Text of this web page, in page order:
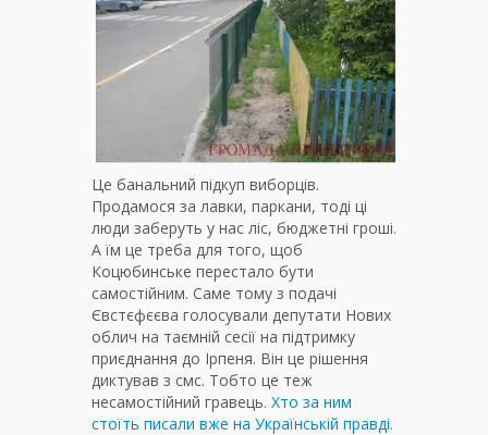
Це банальний підкуп виборців.
Продамося за лавки, паркани, тоді ці
люди заберуть у нас ліс, бюджетні гроші.
А їм це треба для того, щоб
Коцюбинське перестало бути
самостійним. Саме тому з подачі
Євстєфєєва голосували депутати Нових
облич на таємній сесії на підтримку
приєднання до Ірпеня. Він це рішення
диктував з смс. Тобто це теж
несамостійний гравець. Хто за ним
стоїть писали вже на Українській правді.